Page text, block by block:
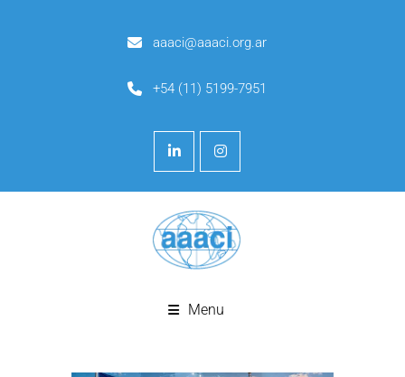
aaaci@aaaci.org.ar
+54 (11) 5199-7951
Menu